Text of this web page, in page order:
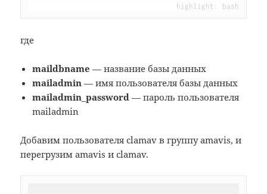
где
maildbname — название базы данных
mailadmin — имя пользователя базы данных
mailadmin_password — пароль пользователя
mailadmin
Добавим пользователя clamav в группу amavis, и
перегрузим amavis и clamav.